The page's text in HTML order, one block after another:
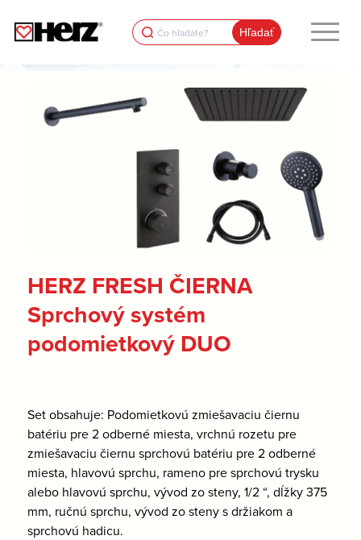
Search
for:
HERZ FRESH ČIERNA
Sprchový systém
podomietkový DUO
Set obsahuje: Podomietkovú zmiešavaciu čiernu
batériu pre 2 odberné miesta, vrchnú rozetu pre
zmiešavaciu čiernu sprchovú batériu pre 2 odberné
miesta, hlavovú sprchu, rameno pre sprchovú trysku
alebo hlavovú sprchu, vývod zo steny, 1/2 “, dĺžky 375
mm, ručnú sprchu, vývod zo steny s držiakom a
sprchovú hadicu.